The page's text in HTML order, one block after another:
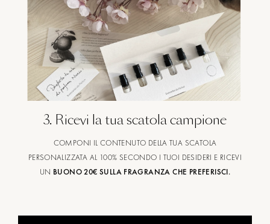
3. Ricevi la tua scatola campione
COMPONI IL CONTENUTO DELLA TUA SCATOLA
PERSONALIZZATA AL 100% SECONDO I TUOI DESIDERI E RICEVI
UN BUONO 20€ SULLA FRAGRANZA CHE PREFERISCI.